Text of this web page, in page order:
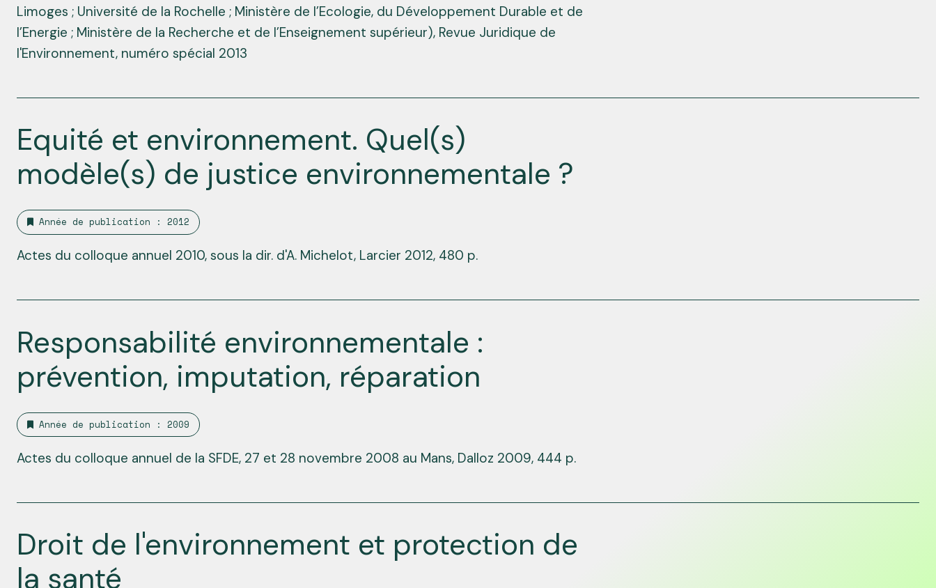
Limoges ; Université de la Rochelle ; Ministère de l’Ecologie, du Développement Durable et de
l’Energie ; Ministère de la Recherche et de l’Enseignement supérieur), Revue Juridique de
l'Environnement, numéro spécial 2013
Equité et environnement. Quel(s)
modèle(s) de justice environnementale ?
Année de publication : 2012
Actes du colloque annuel 2010, sous la dir. d'A. Michelot, Larcier 2012, 480 p.
Responsabilité environnementale :
prévention, imputation, réparation
Année de publication : 2009
Actes du colloque annuel de la SFDE, 27 et 28 novembre 2008 au Mans, Dalloz 2009, 444 p.
Droit de l'environnement et protection de
la santé